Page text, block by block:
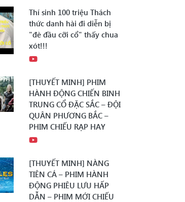
Thí sinh 100 triệu Thách
thức danh hài đi diễn bị
"đè đầu cỡi cổ" thấy chua
xót!!!
[THUYẾT MINH] PHIM
HÀNH ĐỘNG CHIẾN BINH
TRUNG CỔ ĐẶC SẮC – ĐỘI
QUÂN PHƯƠNG BẮC –
PHIM CHIẾU RẠP HAY
[THUYẾT MINH] NÀNG
TIÊN CÁ – PHIM HÀNH
ĐỘNG PHIÊU LƯU HẤP
DẪN – PHIM MỚI CHIẾU